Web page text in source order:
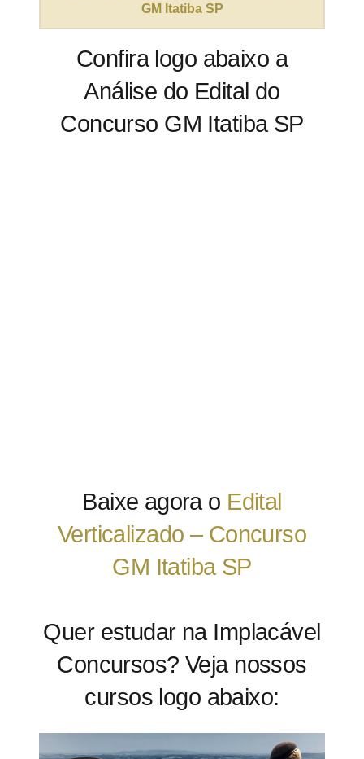
GM Itatiba SP
Confira logo abaixo a
Análise do Edital do
Concurso GM Itatiba SP
Baixe agora o Edital
Verticalizado – Concurso
GM Itatiba SP
Quer estudar na Implacável
Concursos? Veja nossos
cursos logo abaixo: